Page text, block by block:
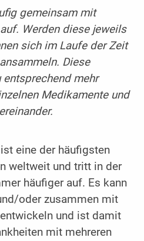
gemeinsam mit
Werden diese jeweils
sich im Laufe der Zeit
Diese
mehr
Medikamente und
eine der häufigsten
weltweit und tritt in der
häufiger auf. Es kann
oder zusammen mit
und ist damit
mit mehreren